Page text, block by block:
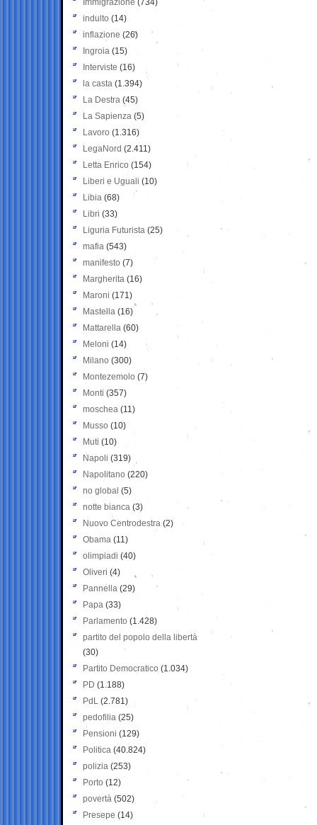
Immigrazione (734)
indulto (14)
inflazione (26)
Ingroia (15)
Interviste (16)
la casta (1.394)
La Destra (45)
La Sapienza (5)
Lavoro (1.316)
LegaNord (2.411)
Letta Enrico (154)
Liberi e Uguali (10)
Libia (68)
Libri (33)
Liguria Futurista (25)
mafia (543)
manifesto (7)
Margherita (16)
Maroni (171)
Mastella (16)
Mattarella (60)
Meloni (14)
Milano (300)
Montezemolo (7)
Monti (357)
moschea (11)
Musso (10)
Muti (10)
Napoli (319)
Napolitano (220)
no global (5)
notte bianca (3)
Nuovo Centrodestra (2)
Obama (11)
olimpiadi (40)
Oliveri (4)
Pannella (29)
Papa (33)
Parlamento (1.428)
partito del popolo della libertà
(30)
Partito Democratico (1.034)
PD (1.188)
PdL (2.781)
pedofilia (25)
Pensioni (129)
Politica (40.824)
polizia (253)
Porto (12)
povertà (502)
Presepe (14)